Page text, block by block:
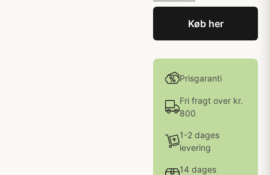
Køb her
Prisgaranti
Fri fragt over kr.
800
1-2 dages
levering
14 dages